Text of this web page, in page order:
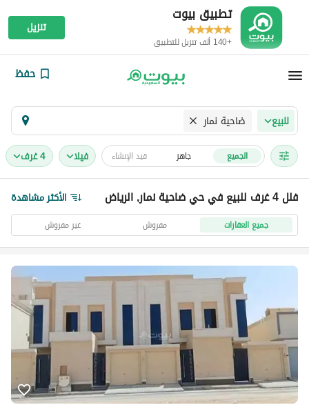
تطبيق بيوت
+140 ألف تنزيل للتطبيق
تنزيل
حفظ
للبيع ضاحية نمار
الجميع جاهز قيد الإنشاء فیلا 4 غرف
فلل 4 غرف للبيع في حي ضاحية نمار, الرياض الأكثر مشاهدة
جميع العقارات مفروش غير مفروش